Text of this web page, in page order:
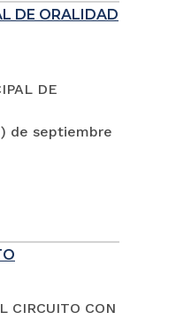
DE ORALIDAD
DE
de septiembre
CIRCUITO CON